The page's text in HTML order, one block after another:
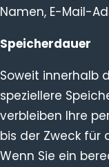
Namen, E-Mail-
Speicherdauer
Soweit innerhalb
speziellere
verbleiben Ihre
bis der Zweck
Wenn Sie ein